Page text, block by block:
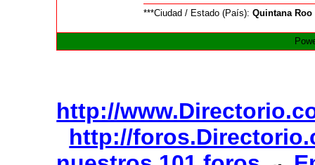
***Ciudad / Estado (País):Quintana Roo
http://
http://